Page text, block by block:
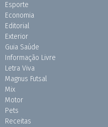
Esporte
Economia
Editorial
Exterior
Guia Saúde
Informação Livre
Letra Viva
Magnus Futsal
Mix
Motor
Pets
Receitas